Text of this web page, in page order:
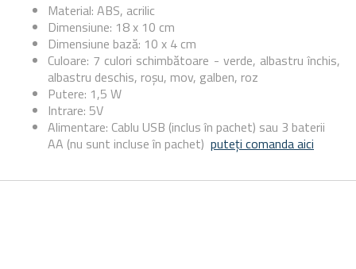
Material: ABS, acrilic
Dimensiune: 18 x 10 cm
Dimensiune bază: 10 x 4 cm
Culoare: 7 culori schimbătoare - verde, albastru închis,
albastru deschis, roșu, mov, galben, roz
Putere: 1,5 W
Intrare: 5V
Alimentare: Cablu USB (inclus în pachet) sau 3 baterii
AA (nu sunt incluse în pachet) puteți comanda aici